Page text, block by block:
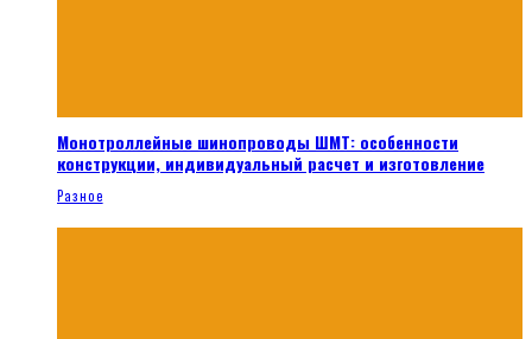
Монотроллейные шинопроводы ШМТ: особенности
конструкции, индивидуальный расчет и изготовление
Разное